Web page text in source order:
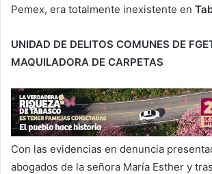
Pemex, era totalmente inexistente en
UNIDAD DE DELITOS COMUNES DE
MAQUILADORA DE CARPETAS
Con las evidencias en denuncia
abogados de la señora María Esther y